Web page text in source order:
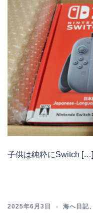
子供は純粋にSwitch […]
2025年6月3日 海へ日記、